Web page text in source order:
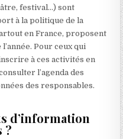
festival…) sont
à la politique de la
en France, proposent
Pour ceux qui
à ces activités en
l’agenda des
des responsables.
d’information
?